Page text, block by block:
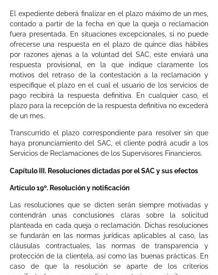
El expediente deberá finalizar en el plazo máximo de un mes,
contado a partir de la fecha en que la queja o reclamación
fuera presentada. En situaciones excepcionales, si no puede
ofrecerse una respuesta en el plazo de quince días hábiles
por razones ajenas a la voluntad del SAC, este enviará una
respuesta provisional, en la que indique claramente los
motivos del retraso de la contestación a la reclamación y
especifique el plazo en el cual el usuario de los servicios de
pago recibirá la respuesta definitiva. En cualquier caso, el
plazo para la recepción de la respuesta definitiva no excederá
de un mes.
Transcurrido el plazo correspondiente para resolver sin que
haya pronunciamiento del SAC, el cliente podrá acudir a los
Servicios de Reclamaciones de los Supervisores Financieros.
Capítulo III. Resoluciones dictadas por el SAC y sus efectos
Artículo 19º. Resolución y notificación
Las resoluciones que se dicten serán siempre motivadas y
contendrán unas conclusiones claras sobre la solicitud
planteada en cada queja o reclamación. Dichas resoluciones
se fundarán en las normas jurídicas aplicables al caso, las
cláusulas contractuales, las normas de transparencia y
protección de la clientela, así como las buenas prácticas. En
caso de que la resolución se aparte de los criterios